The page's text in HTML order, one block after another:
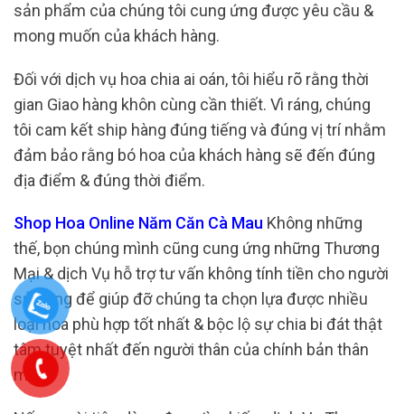
sản phẩm của chúng tôi cung ứng được yêu cầu &
mong muốn của khách hàng.
Đối với dịch vụ hoa chia ai oán, tôi hiểu rõ rằng thời
gian Giao hàng khôn cùng cần thiết. Vì ráng, chúng
tôi cam kết ship hàng đúng tiếng và đúng vị trí nhằm
đảm bảo rằng bó hoa của khách hàng sẽ đến đúng
địa điểm & đúng thời điểm.
Shop Hoa Online Năm Căn Cà Mau Không những
thế, bọn chúng mình cũng cung ứng những Thương
Mại & dịch Vụ hỗ trợ tư vấn không tính tiền cho người
sử dụng để giúp đỡ chúng ta chọn lựa được nhiều
loại hoa phù hợp tốt nhất & bộc lộ sự chia bi đát thật
tâm tuyệt nhất đến người thân của chính bản thân
mình.